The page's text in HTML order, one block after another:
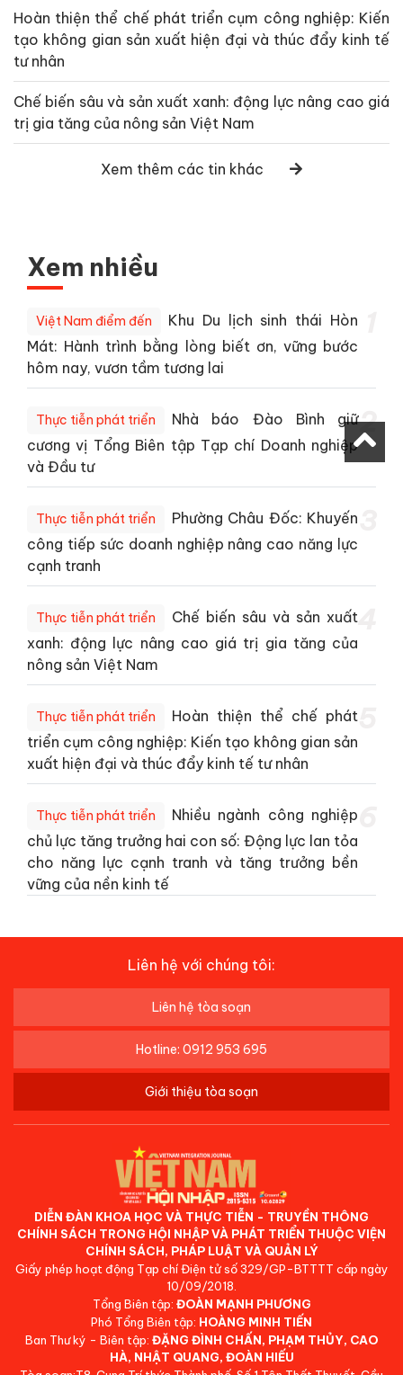
Hoàn thiện thể chế phát triển cụm công nghiệp: Kiến
tạo không gian sản xuất hiện đại và thúc đẩy kinh tế
tư nhân
Chế biến sâu và sản xuất xanh: động lực nâng cao giá
trị gia tăng của nông sản Việt Nam
Xem thêm các tin khác
Xem nhiều
Việt Nam điểm đến
Khu Du lịch sinh thái Hòn
Mát: Hành trình bằng lòng biết ơn, vững bước
hôm nay, vươn tầm tương lai
Thực tiễn phát triển
Nhà báo Đào Bình giữ
cương vị Tổng Biên tập Tạp chí Doanh nghiệp
và Đầu tư
2
Thực tiễn phát triển
Phường Châu Đốc: Khuyến
công tiếp sức doanh nghiệp nâng cao năng lực
cạnh tranh
Thực tiễn phát triển
Chế biến sâu và sản xuất
xanh: động lực nâng cao giá trị gia tăng của
nông sản Việt Nam
4
Thực tiễn phát triển
Hoàn thiện thể chế phát
triển cụm công nghiệp: Kiến tạo không gian sản
xuất hiện đại và thúc đẩy kinh tế tư nhân
Thực tiễn phát triển
Nhiều ngành công nghiệp
chủ lực tăng trưởng hai con số: Động lực lan tỏa
cho năng lực cạnh tranh và tăng trưởng bền
vững của nền kinh tế
Liên hệ với chúng tôi:
Liên hệ tòa soạn
Hotline: 0912 953 695
Giới thiệu tòa soạn
DIỄN ĐÀN KHOA HỌC VÀ THỰC TIỄN - TRUYỀN THÔNG
CHÍNH SÁCH TRONG HỘI NHẬP VÀ PHÁT TRIỂN THUỘC VIỆN
CHÍNH SÁCH, PHÁP LUẬT VÀ QUẢN LÝ
Giấy phép hoạt động Tạp chí Điện tử số 329/GP-BTTTT cấp ngày
10/09/2018.
Tổng Biên tập: ĐOÀN MẠNH PHƯƠNG
Phó Tổng Biên tập: HOÀNG MINH TIẾN
Ban Thư ký - Biên tập: ĐẶNG ĐÌNH CHẤN, PHẠM THỦY, CAO
HÀ, NHẬT QUANG, ĐOÀN HIẾU